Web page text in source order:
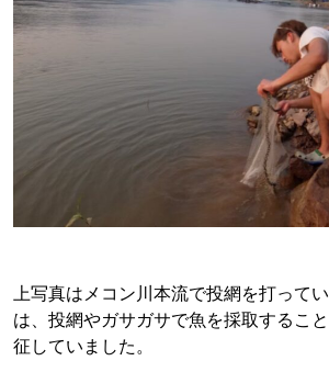
上写真はメコン川本流で投網を打って
は、投網やガサガサで魚を採取するこ
征していました。